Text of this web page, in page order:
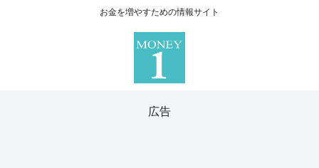
お金を増やすための情報サイト
広告